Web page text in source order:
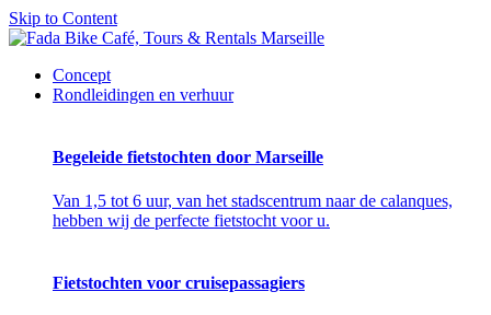
Skip to Content
Concept
Rondleidingen en verhuur
Begeleide fietstochten door Marseille
Van 1,5 tot 6 uur, van het stadscentrum naar de calanques,
hebben wij de perfecte fietstocht voor u.
Fietstochten voor cruisepassagiers